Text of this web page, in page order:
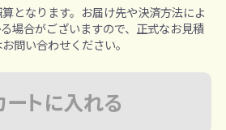
となります。お届け先や決済方法によ
場合がございますので、正式なお見積
問い合わせください。
ートに入れる